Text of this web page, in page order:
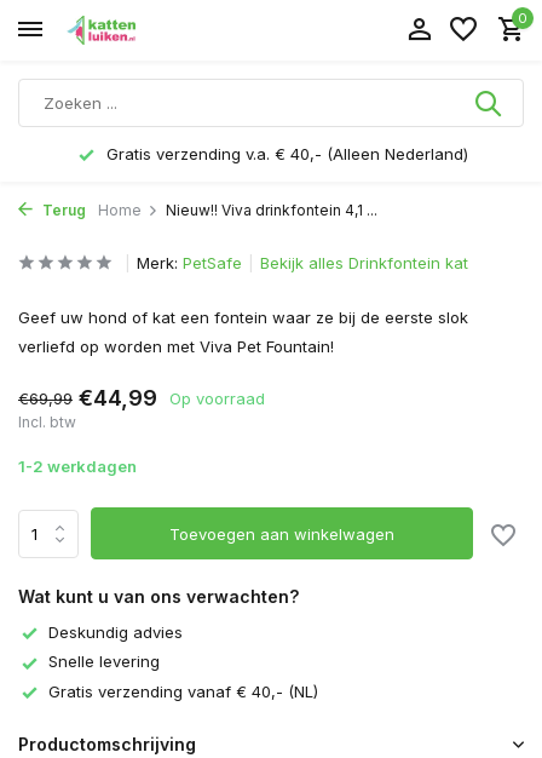
0
Gratis verzending v.a. € 40,- (Alleen Nederland)
Terug Home Nieuw!! Viva drinkfontein 4,1 ...
Merk: PetSafe Bekijk alles Drinkfontein kat
Geef uw hond of kat een fontein waar ze bij de eerste slok
verliefd op worden met Viva Pet Fountain!
€69,99 €44,99 Op voorraad
Incl. btw
1-2 werkdagen
Toevoegen aan winkelwagen
Wat kunt u van ons verwachten?
Deskundig advies
Snelle levering
Gratis verzending vanaf € 40,- (NL)
Productomschrijving